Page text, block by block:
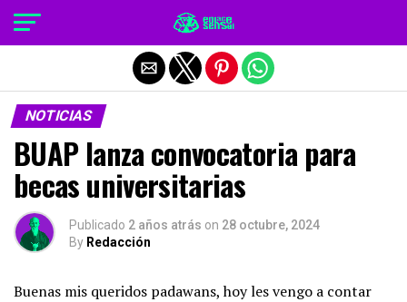
NOTICIAS
BUAP lanza convocatoria para
becas universitarias
Publicado 2 años atrás on 28 octubre, 2024
By Redacción
Buenas mis queridos padawans, hoy les vengo a contar
Salir de la versión móvil